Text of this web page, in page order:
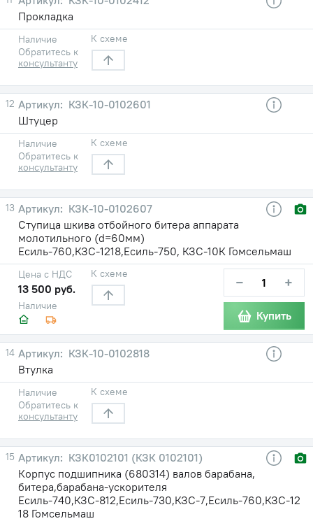
Прокладка
Наличие
Обратитесь к
консультанту
К схеме
12
КЗК-10-0102601
Штуцер
Наличие
Обратитесь к
консультанту
К схеме
13
КЗК-10-0102607
Ступица шкива отбойного битера аппарата
молотильного (d=60мм)
Есиль-760,КЗС-1218,Есиль-750, КЗС-10К Гомсельмаш
Наличие
Цена с НДС
13 500 руб.
К схеме − +
Купить
14
КЗК-10-0102818
Втулка
Наличие
Обратитесь к
консультанту
К схеме
15
КЗК0102101 (КЗК 0102101)
Корпус подшипника (680314) валов барабана,
битера,барабана-ускорителя
Есиль-740,КЗС-812,Есиль-730,КЗС-7,Есиль-760,КЗС-12
18 Гомсельмаш